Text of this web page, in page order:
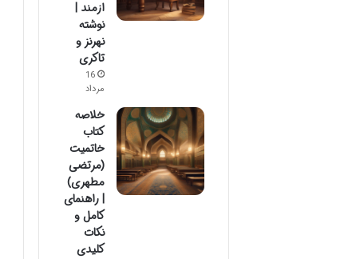
ازمند |
نوشته
نهرنز و
تاکری
16
مرداد
خلاصه
کتاب
خاتمیت
(مرتضی
مطهری)
| راهنمای
کامل و
نکات
کلیدی